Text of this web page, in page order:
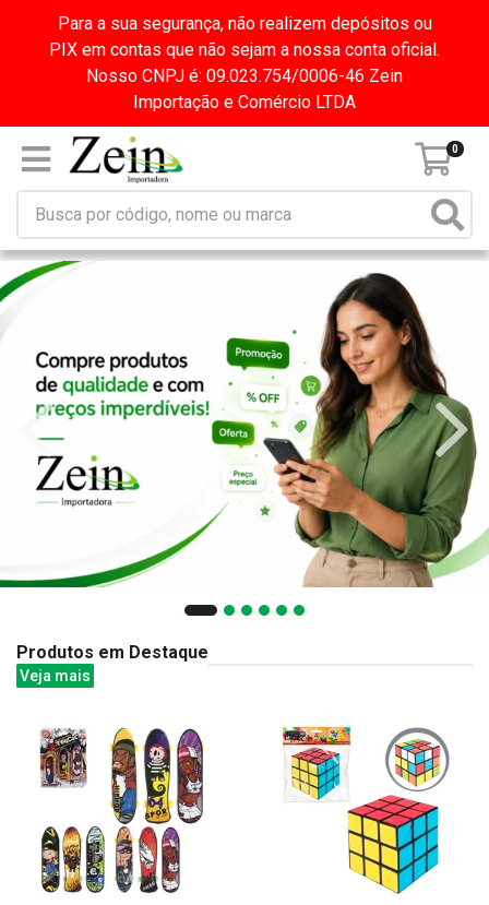
Para a sua segurança, não realizem depósitos ou
PIX em contas que não sejam a nossa conta oficial.
Nosso CNPJ é: 09.023.754/0006-46 Zein
Importação e Comércio LTDA
0
Produtos em Destaque
Veja mais